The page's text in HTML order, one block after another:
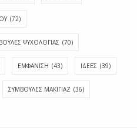
(72)
ΨΥΧΟΛΟΓΙΑΣ (70)
ΕΜΦΆΝΙΣΗ (43) ΙΔΈΕΣ (39)
ΣΥΜΒΟΥΛΈΣ ΜΑΚΙΓΙΆΖ (36)